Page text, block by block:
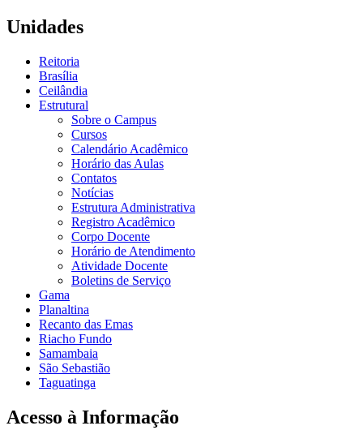
Unidades
Reitoria
Brasília
Ceilândia
Estrutural
Sobre o Campus
Cursos
Calendário Acadêmico
Horário das Aulas
Contatos
Notícias
Estrutura Administrativa
Registro Acadêmico
Corpo Docente
Horário de Atendimento
Atividade Docente
Boletins de Serviço
Gama
Planaltina
Recanto das Emas
Riacho Fundo
Samambaia
São Sebastião
Taguatinga
Acesso à Informação